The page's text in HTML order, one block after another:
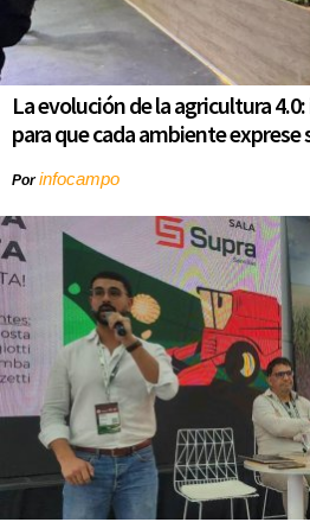
La evolución de la agricultura
para que cada ambiente
Porinfocampo